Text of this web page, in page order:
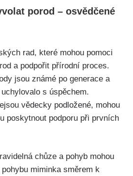
​porod – osvědčené
rad, které mohou​ pomoci
a podpořit přírodní proces.
jsou známé⁢ po generace a
s úspěchem.
vědecky podložené, mohou
poskytnout podporu při prvních
chůze a pohyb mohou
⁤miminka směrem k